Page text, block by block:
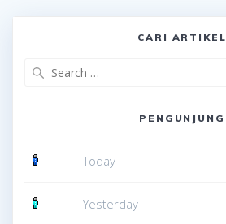
CARI ARTIKEL
PENGUNJUNG
Today
Yesterday